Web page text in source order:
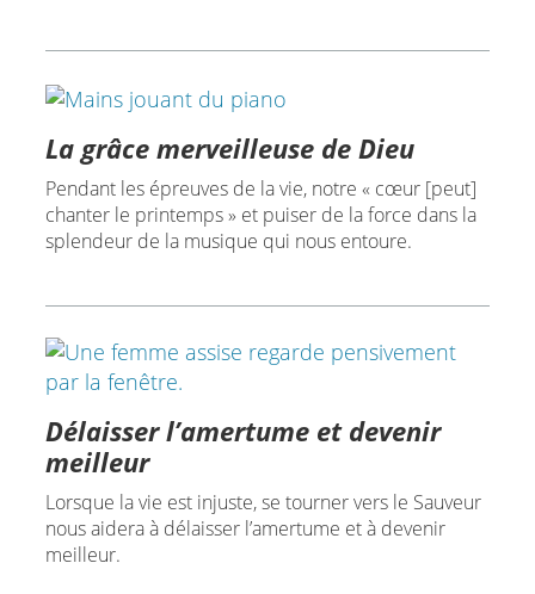
La grâce merveilleuse de Dieu
Pendant les épreuves de la vie, notre « cœur [peut]
chanter le printemps » et puiser de la force dans la
splendeur de la musique qui nous entoure.
Délaisser l’amertume et devenir
meilleur
Lorsque la vie est injuste, se tourner vers le Sauveur
nous aidera à délaisser l’amertume et à devenir
meilleur.